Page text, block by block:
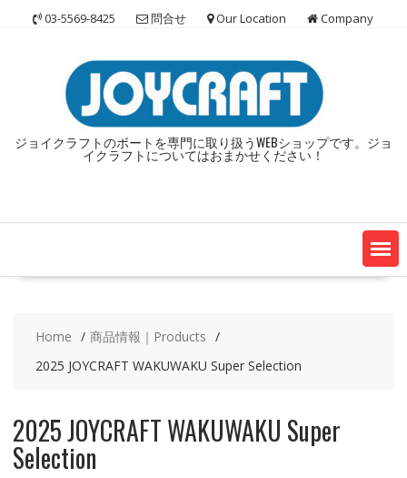
03-5569-8425 問合せ Our Location Company
ジョイクラフトのボートを専門に取り扱うWEBショップです。ジョ
イクラフトについてはおまかせください！
Home
商品情報｜Products
2025 JOYCRAFT WAKUWAKU Super Selection
2025 JOYCRAFT WAKUWAKU Super
Selection